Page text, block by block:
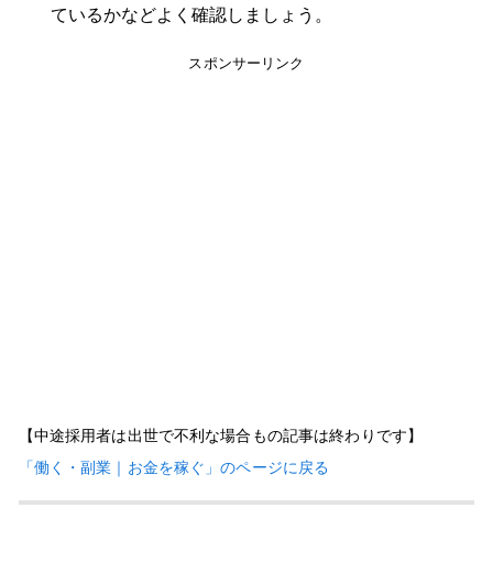
ているかなどよく確認しましょう。
スポンサーリンク
【中途採用者は出世で不利な場合もの記事は終わりです】
「働く・副業｜お金を稼ぐ」のページに戻る